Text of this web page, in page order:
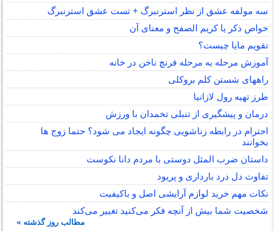
سه مولفه عشق از نظر استرنبرگ + تست عشق استرنبرگ
خواص ذکر یا کریم الصفح و معنای آن
تقویم مایا چیست؟
آموزش مرحله به مرحله فرنچ ناخن در خانه
راههای شستن کلم بروکلی
طرز تهیه رول لازانیا
درمان و پیشگیری از تنبلی تخمدان با ورزش
احترام در رابطه زناشویی چگونه ایجاد می شود؟ حتما زوج ها
بخوانند
داستان ضرب المثل دوستی با مردم دانا نكوست
تفاوت دل درد بارداری و پریود
نکات مهم خرید لوازم آرایشی اصل و باکیفیت
شخصیت شما بیش از آنچه فکر می‌کنید تغییر می‌کند
مطالب روز گذشته »